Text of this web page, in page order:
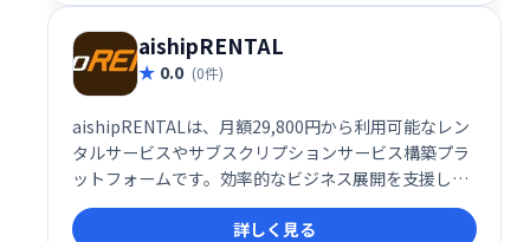
aishipRENTAL
0.0 (0件)
aishipRENTALは、月額29,800円から利用可能なレン
タルサービスやサブスクリプションサービス構築プラ
ットフォームです。効率的なビジネス展開を支援しま
す。
詳しく見る